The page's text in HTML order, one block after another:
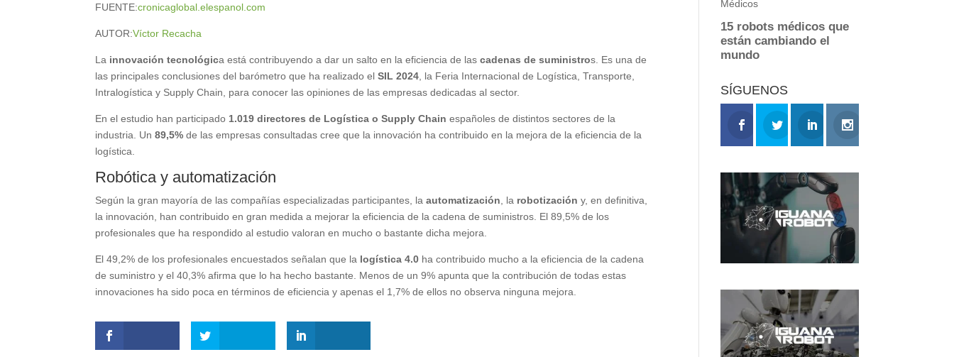
FUENTE:cronicaglobal.elespanol.com
AUTOR:Víctor Recacha
La innovación tecnológica está contribuyendo a dar un salto en la eficiencia de lascadenas de suministros. Es una de
las principales conclusiones del barómetro que ha realizado elSIL 2024 , la Feria Internacional de Logística, Transporte,
Intralogística y Supply Chain, para conocer las opiniones de las empresas dedicadas al sector.
En el estudio han participado 1.019 directores de Logística o Supply Chain españoles de distintos sectores de la
industria. Un89,5% de las empresas consultadas cree que la innovación ha contribuido en la mejora de la eficiencia de la
logística.
Robótica y automatización
Según la gran mayoría de las compañías especializadas participantes, laautomatización , la robotización y, en definitiva,
la innovación, han contribuido en gran medida a mejorar la eficiencia de la cadena de suministros. El 89,5% de los
profesionales que ha respondido al estudio valoran en mucho o bastante dicha mejora.
El 49,2% de los profesionales encuestados señalan que la logística 4.0 ha contribuido mucho a la eficiencia de la cadena
de suministro y el 40,3% afirma que lo ha hecho bastante. Menos de un 9% apunta que la contribución de todas estas
innovaciones ha sido poca en términos de eficiencia y apenas el 1,7% de ellos no observa ninguna mejora.
SÍGUENOS